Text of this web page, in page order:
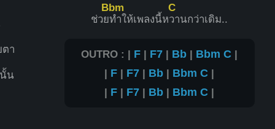
า
น
ช่วย
Bbm
ทำให้เพลงนี้ห
C
วานกว่าเดิม..
OUTRO : | F | F7 | Bb | Bbm C |
| F | F7 | Bb | Bbm C |
| F | F7 | Bb | Bbm C |